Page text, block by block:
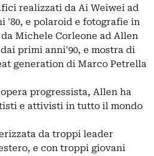
realizzati da Ai Weiwei ad
'80, e polaroid e fotografie in
Michele Corleone ad Allen
primi anni'90, e mostra di
generation di Marco Petrella
progressista, Allen ha
e attivisti in tutto il mondo
da troppi leader
e con troppi giovani